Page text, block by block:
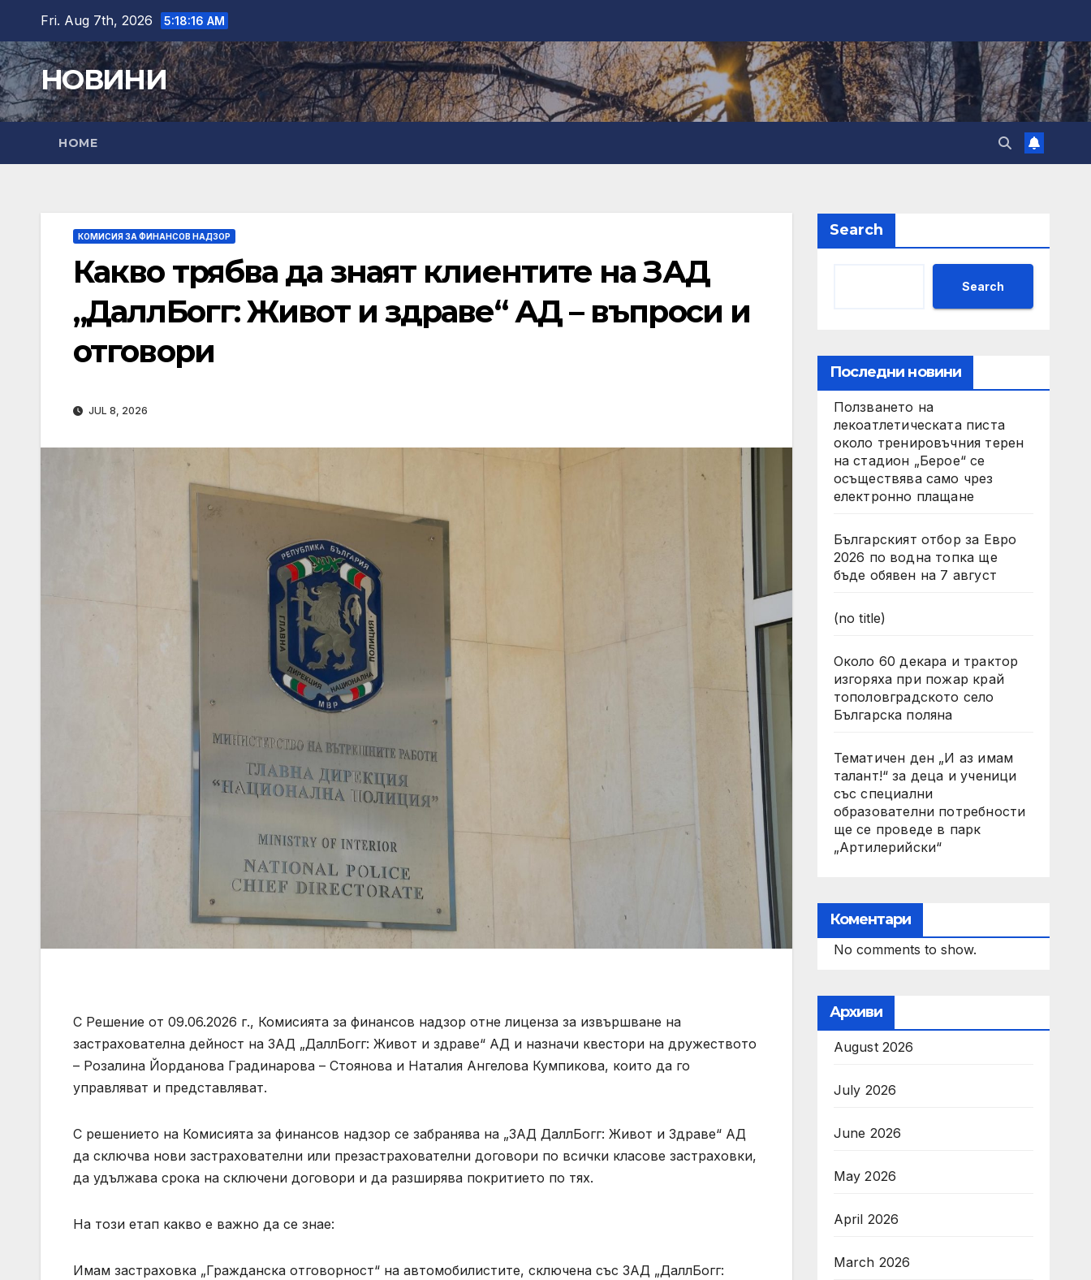
content
Fri. Aug 7th, 2026 5:18:17 AM
НОВИНИ
HOME
КОМИСИЯ ЗА ФИНАНСОВ НАДЗОР
Какво трябва да знаят клиентите на ЗАД
„ДаллБогг: Живот и здраве“ АД – въпроси и
отговори
JUL 8, 2026
С Решение от 09.06.2026 г., Комисията за финансов надзор отне лиценза за извършване на
застрахователна дейност на ЗАД „ДаллБогг: Живот и здраве“ АД и назначи квестори на дружеството
– Розалина Йорданова Градинарова – Стоянова и Наталия Ангелова Кумпикова, които да го
управляват и представляват.
С решението на Комисията за финансов надзор се забранява на „ЗАД ДаллБогг: Живот и Здраве“ АД
да сключва нови застрахователни или презастрахователни договори по всички класове застраховки,
да удължава срока на сключени договори и да разширява покритието по тях.
На този етап какво е важно да се знае:
Имам застраховка „Гражданска отговорност“ на автомобилистите, сключена със ЗАД „ДаллБогг:
Search
Search
Последни новини
Ползването на
лекоатлетическата писта
около тренировъчния терен
на стадион „Берое“ се
осъществява само чрез
електронно плащане
Българският отбор за Евро
2026 по водна топка ще
бъде обявен на 7 август
(no title)
Около 60 декара и трактор
изгоряха при пожар край
тополовградското село
Българска поляна
Тематичен ден „И аз имам
талант!“ за деца и ученици
със специални
образователни потребности
ще се проведе в парк
„Артилерийски“
Коментари
No comments to show.
Архиви
August 2026
July 2026
June 2026
May 2026
April 2026
March 2026